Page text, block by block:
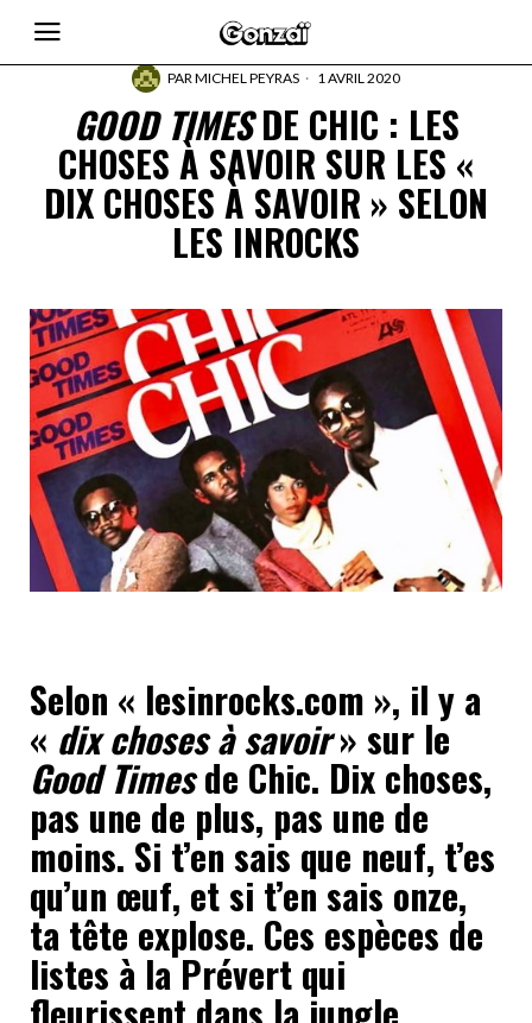
PARMICHEL PEYRAS 1 AVRIL 2020
GOOD TIMESDE CHIC : LES
CHOSES À SAVOIR SUR LES «
DIX CHOSES À SAVOIR » SELON
LES INROCKS
Selon « lesinrocks.com », il y a
« dix choses à savoir» sur le
Good Timesde Chic. Dix choses,
pas une de plus, pas une de
moins. Si t’en sais que neuf, t’es
qu’un œuf, et si t’en sais onze,
ta tête explose. Ces espèces de
listes à la Prévert qui